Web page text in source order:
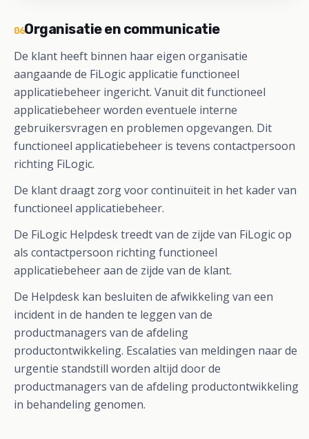
06Organisatie en communicatie
De klant heeft binnen haar eigen organisatie
aangaande de FiLogic applicatie functioneel
applicatiebeheer ingericht. Vanuit dit functioneel
applicatiebeheer worden eventuele interne
gebruikersvragen en problemen opgevangen. Dit
functioneel applicatiebeheer is tevens contactpersoon
richting FiLogic.
De klant draagt zorg voor continuïteit in het kader van
functioneel applicatiebeheer.
De FiLogic Helpdesk treedt van de zijde van FiLogic op
als contactpersoon richting functioneel
applicatiebeheer aan de zijde van de klant.
De Helpdesk kan besluiten de afwikkeling van een
incident in de handen te leggen van de
productmanagers van de afdeling
productontwikkeling. Escalaties van meldingen naar de
urgentie standstill worden altijd door de
productmanagers van de afdeling productontwikkeling
in behandeling genomen.